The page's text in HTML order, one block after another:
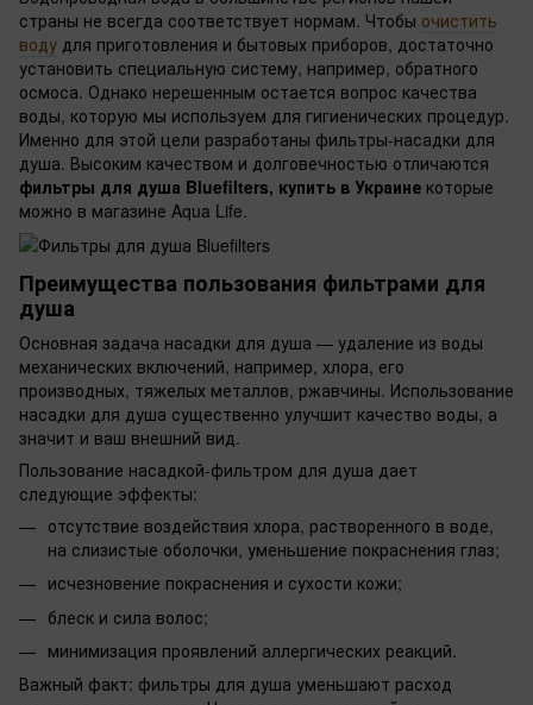
страны не всегда соответствует нормам. Чтобы очистить
воду для приготовления и бытовых приборов, достаточно
установить специальную систему, например, обратного
осмоса. Однако нерешенным остается вопрос качества
воды, которую мы используем для гигиенических процедур.
Именно для этой цели разработаны фильтры-насадки для
душа. Высоким качеством и долговечностью отличаются
фильтры для душа Bluefilters, купить в Украине которые
можно в магазине Aqua Life.
Преимущества пользования фильтрами для
душа
Основная задача насадки для душа — удаление из воды
механических включений, например, хлора, его
производных, тяжелых металлов, ржавчины. Использование
насадки для душа существенно улучшит качество воды, а
значит и ваш внешний вид.
Пользование насадкой-фильтром для душа дает
следующие эффекты:
отсутствие воздействия хлора, растворенного в воде,
на слизистые оболочки, уменьшение покраснения глаз;
исчезновение покраснения и сухости кожи;
блеск и сила волос;
минимизация проявлений аллергических реакций.
Важный факт: фильтры для душа уменьшают расход